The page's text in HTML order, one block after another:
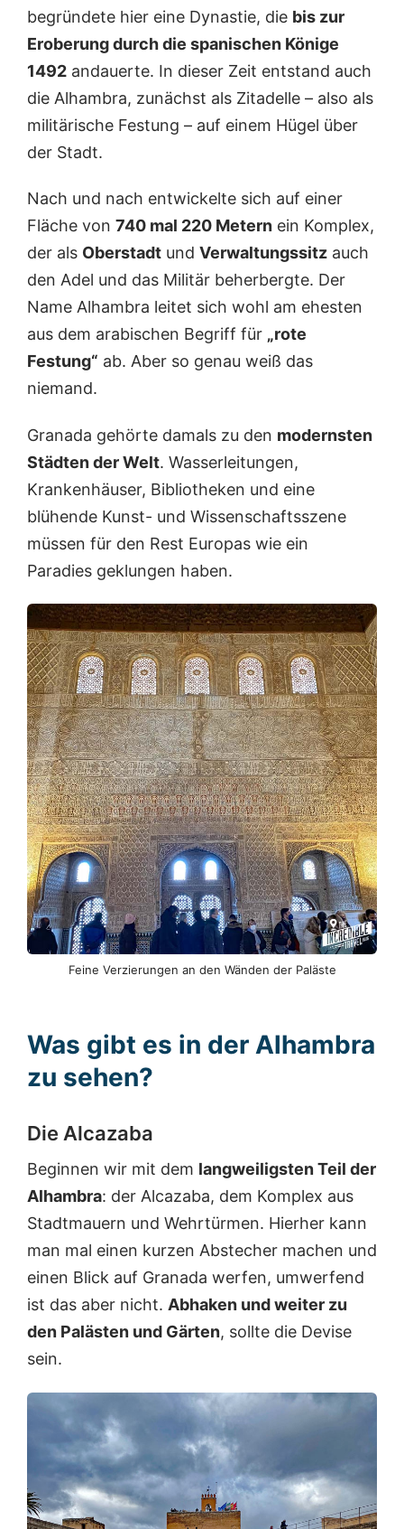
begründete hier eine Dynastie, die bis zur
Eroberung durch die spanischen Könige
1492 andauerte. In dieser Zeit entstand auch
die Alhambra, zunächst als Zitadelle – also als
militärische Festung – auf einem Hügel über
der Stadt.
Nach und nach entwickelte sich auf einer
Fläche von 740 mal 220 Metern ein Komplex,
der als Oberstadt und Verwaltungssitz auch
den Adel und das Militär beherbergte. Der
Name Alhambra leitet sich wohl am ehesten
aus dem arabischen Begriff für „rote
Festung“ ab. Aber so genau weiß das
niemand.
Granada gehörte damals zu den modernsten
Städten der Welt. Wasserleitungen,
Krankenhäuser, Bibliotheken und eine
blühende Kunst- und Wissenschaftsszene
müssen für den Rest Europas wie ein
Paradies geklungen haben.
Feine Verzierungen an den Wänden der Paläste
Was gibt es in der Alhambra
zu sehen?
Die Alcazaba
Beginnen wir mit dem langweiligsten Teil der
Alhambra: der Alcazaba, dem Komplex aus
Stadtmauern und Wehrtürmen. Hierher kann
man mal einen kurzen Abstecher machen und
einen Blick auf Granada werfen, umwerfend
ist das aber nicht. Abhaken und weiter zu
den Palästen und Gärten, sollte die Devise
sein.